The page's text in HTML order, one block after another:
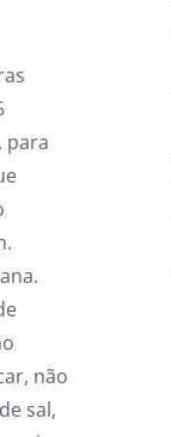
para
não
sal,